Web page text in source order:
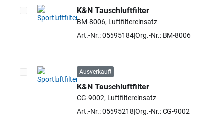
Artikel auswählen
K&N Tauschluftfilter
BM-8006, Luftfiltereinsatz
Art.-Nr.: 05695184Org.-Nr.: BM-8006
Artikel auswählen
Ausverkauft
K&N Tauschluftfilter
CG-9002, Luftfiltereinsatz
Art.-Nr.: 05695218 Org.-Nr.: CG-9002